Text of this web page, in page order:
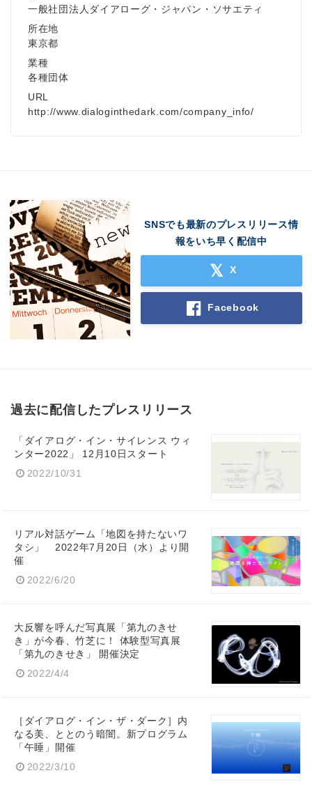
一般社団法人ダイアローグ・ジャパン・ソサエティ
所在地
東京都
業種
各種団体
URL
http://www.dialoginthedark.com/company_info/
SNSでも最新のプレスリリース情
報をいち早く配信中
X
Facebook
過去に配信したプレスリリース
「ダイアログ・イン・サイレンス ウィ
ンター2022」 12月10日スタート
2022/10/31
リアル対話ゲーム「地図を持たないワ
タシ」 2022年7月20日（水）より開
催
2022/6/20
大反響を呼んだ写真展「第九のきせ
き」が今春、竹芝に！ 体験型写真展
「第九のきせき」 開催決定
2022/4/4
［ダイアログ・イン・ザ・ダーク］内
なる美、ととのう暗闇。新プログラム
「午睡」開催
2022/3/10